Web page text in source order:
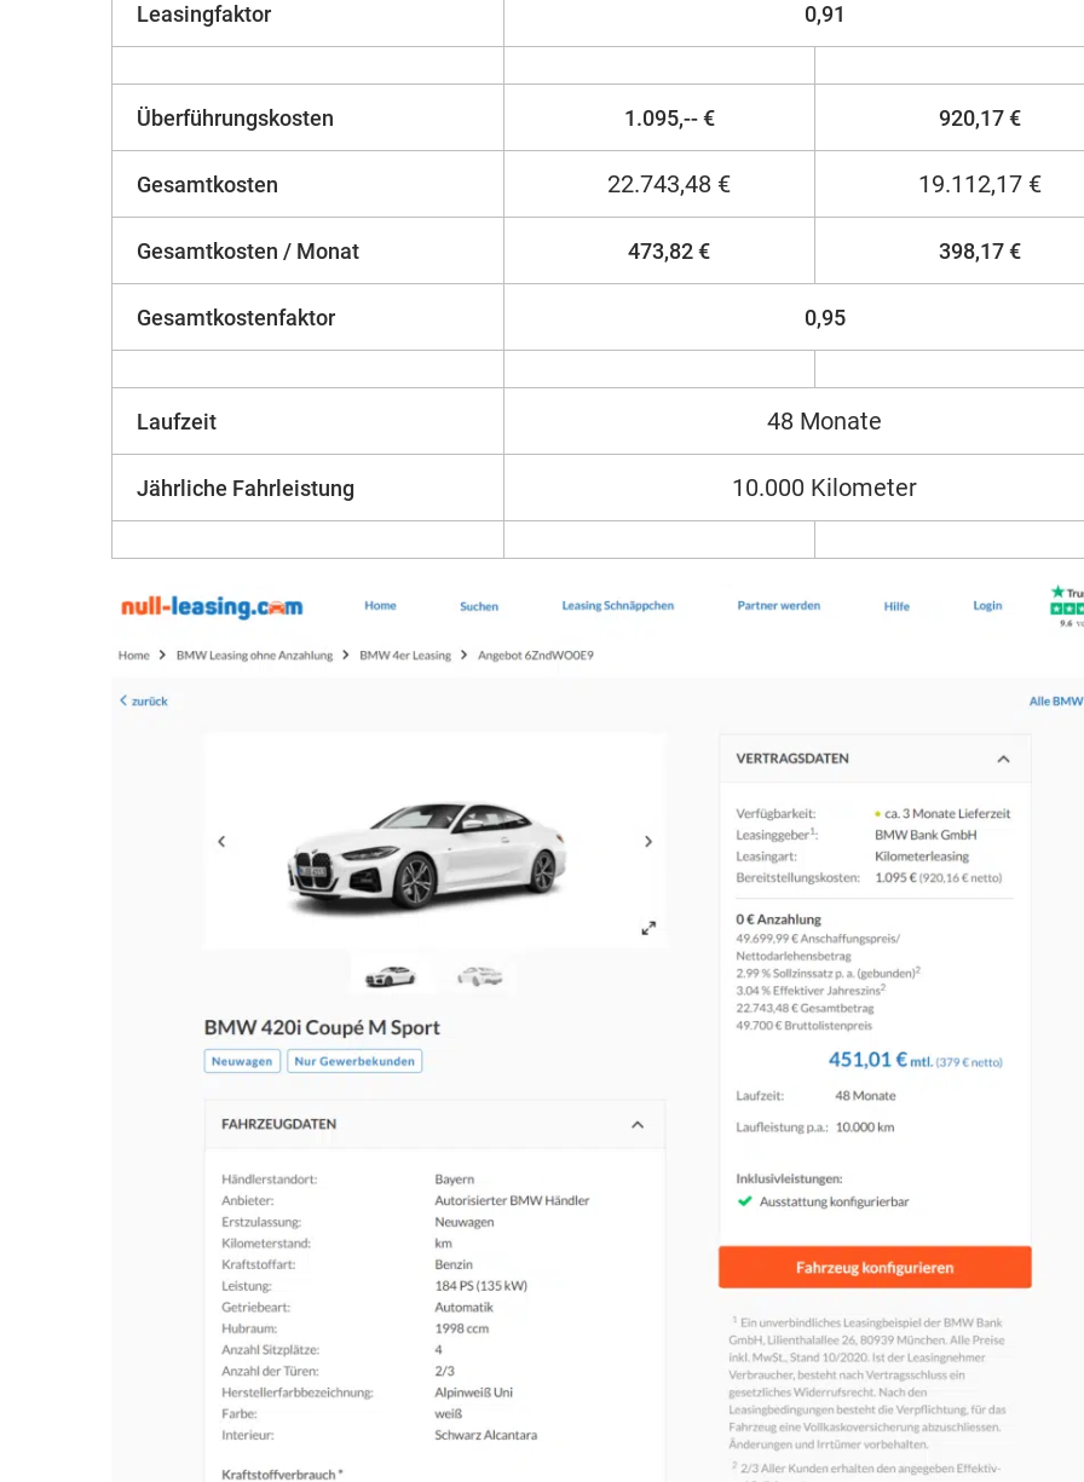
Leasingfaktor 0,91
Überführungskosten 1.095,-- € 920,17 €
Gesamtkosten 22.743,48 € 19.112,17 €
Gesamtkosten / Monat 473,82 € 398,17 €
Gesamtkostenfaktor 0,95
Laufzeit 48 Monate
Jährliche Fahrleistung 10.000 Kilometer